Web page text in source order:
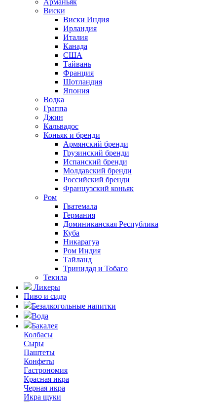
Арманьяк
Виски
Виски Индия
Ирландия
Италия
Канада
США
Тайвань
Франция
Шотландия
Япония
Водка
Граппа
Джин
Кальвадос
Коньяк и бренди
Армянский бренди
Грузинский бренди
Испанский бренди
Молдавский бренди
Российский бренди
Французский коньяк
Ром
Гватемала
Германия
Доминиканская Республика
Куба
Никарагуа
Ром Индия
Тайланд
Тринидад и Тобаго
Текила
Ликеры
Пиво и сидр
Безалкогольные напитки
Вода
Бакалея
Колбасы
Сыры
Паштеты
Конфеты
Гастрономия
Красная икра
Черная икра
Икра щуки